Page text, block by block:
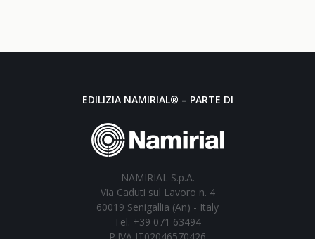
EDILIZIA NAMIRIAL® – PARTE DI
NAMIRIAL S.p.A.
Via Caduti sul Lavoro n. 4
60019 Senigallia (An) - Italy
Tel. +39 071 63494